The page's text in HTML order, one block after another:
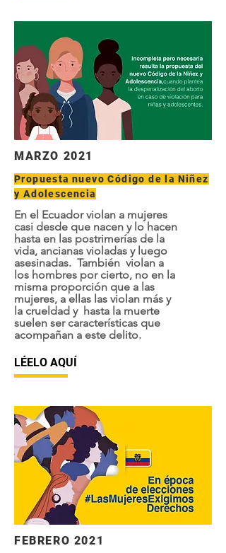
MARZO 2021
Propuesta nuevo Código de la Niñez
y Adolescencia
En el Ecuador violan a mujeres
casi desde que nacen y lo hacen
hasta en las postrimerías de la
vida, ancianas violadas y luego
asesinadas. También violan a
los hombres por cierto, no en la
misma proporción que a las
mujeres, a ellas las violan más y
la crueldad y hasta la muerte
suelen ser características que
acompañan a este delito.
LÉELO AQUÍ
FEBRERO 2021